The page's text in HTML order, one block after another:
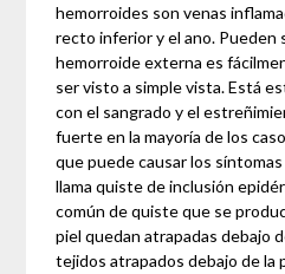
hemorroides son venas
recto inferior y el ano. Pueden
hemorroide externa es
ser visto a simple vista. Está
con el sangrado y el
fuerte en la mayoría de los
que puede causar los
llama quiste de inclusión
común de quiste que se
piel quedan atrapadas debajo
tejidos atrapados debajo de la